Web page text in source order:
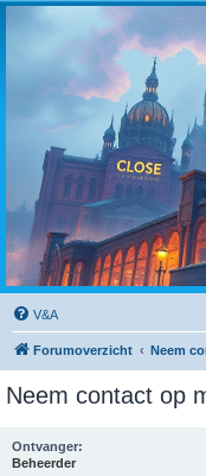
V&A
Forumoverzicht Neem
Neem contact op
Ontvanger:
Beheerder